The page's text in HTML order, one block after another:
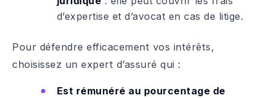
d’expertise et d’avocat en cas de litige.
Pour défendre efficacement vos intérêts,
choisissez un expert d’assuré qui :
Est rémunéré au pourcentage de